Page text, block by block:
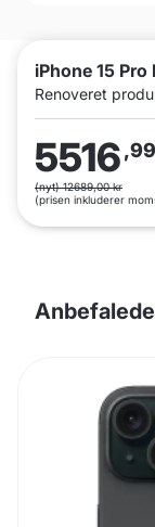
iPhone 15
Renoveret
5516,99
(nyt) 12689,00 kr
(prisen inkluderer